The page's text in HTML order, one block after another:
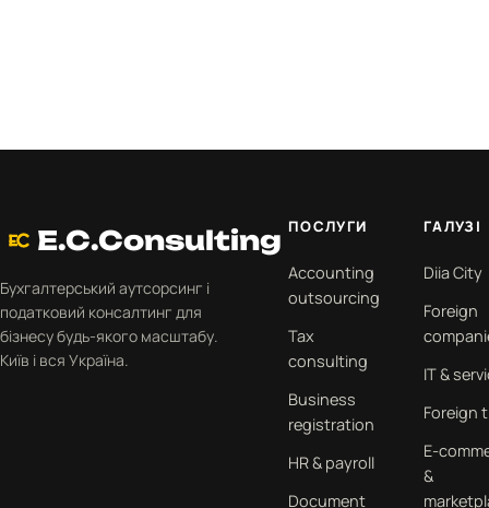
E.C.Consulting
Бухгалтерський аутсорсинг і
податковий консалтинг для
бізнесу будь-якого масштабу.
Київ і вся Україна.
ПОСЛУГИ
Accounting
outsourcing
Tax
consulting
Business
registration
HR & payroll
Document
ГАЛУЗІ
Diia City
Foreign
IT &
Foreign
E-
&